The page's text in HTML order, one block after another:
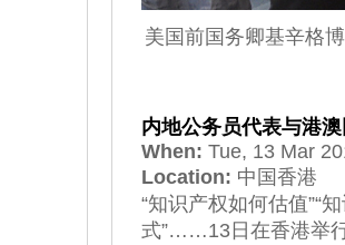
美国前国务卿基辛格
内地公务员代表与港
When: Tue, 13 Mar
Location: 中国香港
“知识产权如何估值”“
式”……13日在香港举